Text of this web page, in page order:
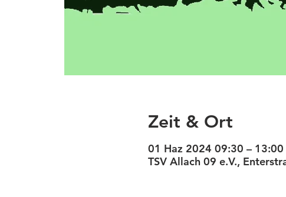
Zeit & Ort
01 Haz 2024 09:30 – 13:00
TSV Allach 09 e.V.,